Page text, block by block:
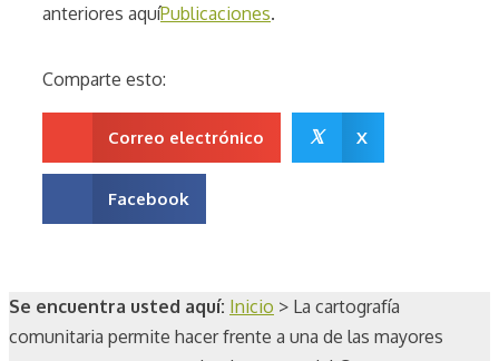
anteriores aquíPublicaciones.
Comparte esto:
Correo electrónico 𝕏 X
Facebook
Se encuentra usted aquí: Inicio > La cartografía
comunitaria permite hacer frente a una de las mayores